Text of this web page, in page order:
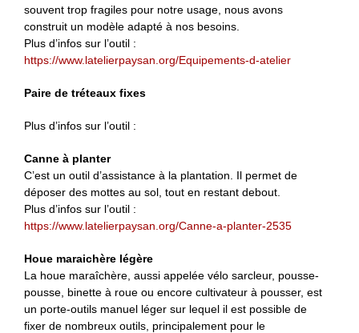
souvent trop fragiles pour notre usage, nous avons
construit un modèle adapté à nos besoins.
Plus d’infos sur l’outil :
https://www.latelierpaysan.org/Equipements-d-atelier
Paire de tréteaux fixes
Plus d’infos sur l’outil :
Canne à planter
C’est un outil d’assistance à la plantation. Il permet de
déposer des mottes au sol, tout en restant debout.
Plus d’infos sur l’outil :
https://www.latelierpaysan.org/Canne-a-planter-2535
Houe maraichère légère
La houe maraîchère, aussi appelée vélo sarcleur, pousse-
pousse, binette à roue ou encore cultivateur à pousser, est
un porte-outils manuel léger sur lequel il est possible de
fixer de nombreux outils, principalement pour le